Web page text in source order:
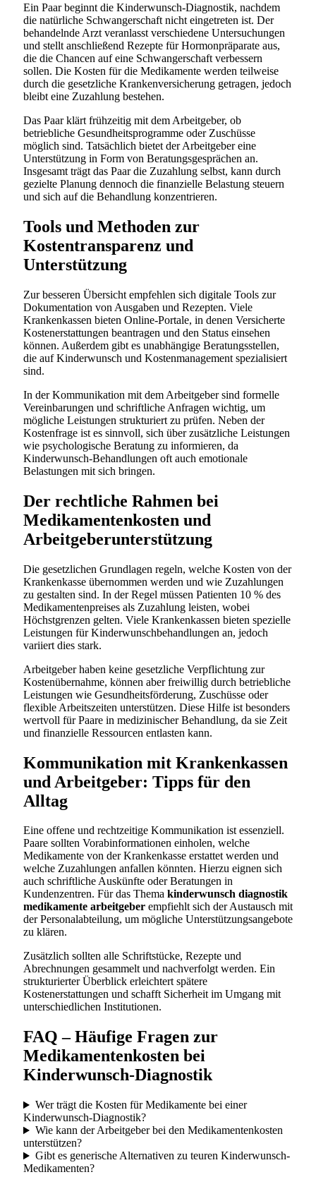
Ein Paar beginnt die Kinderwunsch-Diagnostik, nachdem
die natürliche Schwangerschaft nicht eingetreten ist. Der
behandelnde Arzt veranlasst verschiedene Untersuchungen
und stellt anschließend Rezepte für Hormonpräparate aus,
die die Chancen auf eine Schwangerschaft verbessern
sollen. Die Kosten für die Medikamente werden teilweise
durch die gesetzliche Krankenversicherung getragen, jedoch
bleibt eine Zuzahlung bestehen.
Das Paar klärt frühzeitig mit dem Arbeitgeber, ob
betriebliche Gesundheitsprogramme oder Zuschüsse
möglich sind. Tatsächlich bietet der Arbeitgeber eine
Unterstützung in Form von Beratungsgesprächen an.
Insgesamt trägt das Paar die Zuzahlung selbst, kann durch
gezielte Planung dennoch die finanzielle Belastung steuern
und sich auf die Behandlung konzentrieren.
Tools und Methoden zur
Kostentransparenz und
Unterstützung
Zur besseren Übersicht empfehlen sich digitale Tools zur
Dokumentation von Ausgaben und Rezepten. Viele
Krankenkassen bieten Online-Portale, in denen Versicherte
Kostenerstattungen beantragen und den Status einsehen
können. Außerdem gibt es unabhängige Beratungsstellen,
die auf Kinderwunsch und Kostenmanagement spezialisiert
sind.
In der Kommunikation mit dem Arbeitgeber sind formelle
Vereinbarungen und schriftliche Anfragen wichtig, um
mögliche Leistungen strukturiert zu prüfen. Neben der
Kostenfrage ist es sinnvoll, sich über zusätzliche Leistungen
wie psychologische Beratung zu informieren, da
Kinderwunsch-Behandlungen oft auch emotionale
Belastungen mit sich bringen.
Der rechtliche Rahmen bei
Medikamentenkosten und
Arbeitgeberunterstützung
Die gesetzlichen Grundlagen regeln, welche Kosten von der
Krankenkasse übernommen werden und wie Zuzahlungen
zu gestalten sind. In der Regel müssen Patienten 10 % des
Medikamentenpreises als Zuzahlung leisten, wobei
Höchstgrenzen gelten. Viele Krankenkassen bieten spezielle
Leistungen für Kinderwunschbehandlungen an, jedoch
variiert dies stark.
Arbeitgeber haben keine gesetzliche Verpflichtung zur
Kostenübernahme, können aber freiwillig durch betriebliche
Leistungen wie Gesundheitsförderung, Zuschüsse oder
flexible Arbeitszeiten unterstützen. Diese Hilfe ist besonders
wertvoll für Paare in medizinischer Behandlung, da sie Zeit
und finanzielle Ressourcen entlasten kann.
Kommunikation mit Krankenkassen
und Arbeitgeber: Tipps für den
Alltag
Eine offene und rechtzeitige Kommunikation ist essenziell.
Paare sollten Vorabinformationen einholen, welche
Medikamente von der Krankenkasse erstattet werden und
welche Zuzahlungen anfallen könnten. Hierzu eignen sich
auch schriftliche Auskünfte oder Beratungen in
Kundenzentren. Für das Thema kinderwunsch diagnostik
medikamente arbeitgeber empfiehlt sich der Austausch mit
der Personalabteilung, um mögliche Unterstützungsangebote
zu klären.
Zusätzlich sollten alle Schriftstücke, Rezepte und
Abrechnungen gesammelt und nachverfolgt werden. Ein
strukturierter Überblick erleichtert spätere
Kostenerstattungen und schafft Sicherheit im Umgang mit
unterschiedlichen Institutionen.
FAQ – Häufige Fragen zur
Medikamentenkosten bei
Kinderwunsch-Diagnostik
Wer trägt die Kosten für Medikamente bei einer
Kinderwunsch-Diagnostik?
Wie kann der Arbeitgeber bei den Medikamentenkosten
unterstützen?
Gibt es generische Alternativen zu teuren Kinderwunsch-
Medikamenten?